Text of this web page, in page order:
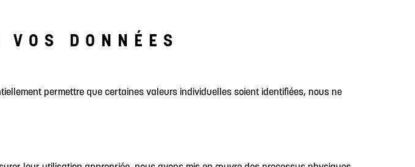
VOS DONNÉES
permettre que certaines valeurs individuelles soient identifiées, nous ne